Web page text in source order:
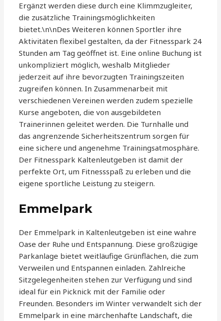
Ergänzt werden diese durch eine Klimmzugleiter,
die zusätzliche Trainingsmöglichkeiten
bietet.\n\nDes Weiteren können Sportler ihre
Aktivitäten flexibel gestalten, da der Fitnesspark 24
Stunden am Tag geöffnet ist. Eine online Buchung ist
unkompliziert möglich, weshalb Mitglieder
jederzeit auf ihre bevorzugten Trainingszeiten
zugreifen können. In Zusammenarbeit mit
verschiedenen Vereinen werden zudem spezielle
Kurse angeboten, die von ausgebildeten
Trainerinnen geleitet werden. Die Turnhalle und
das angrenzende Sicherheitszentrum sorgen für
eine sichere und angenehme Trainingsatmosphäre.
Der Fitnesspark Kaltenleutgeben ist damit der
perfekte Ort, um Fitnessspaß zu erleben und die
eigene sportliche Leistung zu steigern.
Emmelpark
Der Emmelpark in Kaltenleutgeben ist eine wahre
Oase der Ruhe und Entspannung. Diese großzügige
Parkanlage bietet weitläufige Grünflächen, die zum
Verweilen und Entspannen einladen. Zahlreiche
Sitzgelegenheiten stehen zur Verfügung und sind
ideal für ein Picknick mit der Familie oder
Freunden. Besonders im Winter verwandelt sich der
Emmelpark in eine märchenhafte Landschaft, die